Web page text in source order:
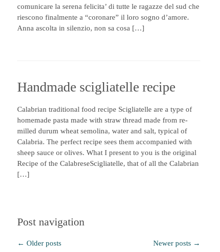
comunicare la serena felicita’ di tutte le ragazze del sud che
riescono finalmente a “coronare” il loro sogno d’amore.
Anna ascolta in silenzio, non sa cosa […]
Handmade scigliatelle recipe
Calabrian traditional food recipe Scigliatelle are a type of
homemade pasta made with straw thread made from re-
milled durum wheat semolina, water and salt, typical of
Calabria. The perfect recipe sees them accompanied with
sheep sauce or olives. What I present to you is the original
Recipe of the CalabreseScigliatelle, that of all the Calabrian
[…]
Post navigation
Newer posts →
← Older posts